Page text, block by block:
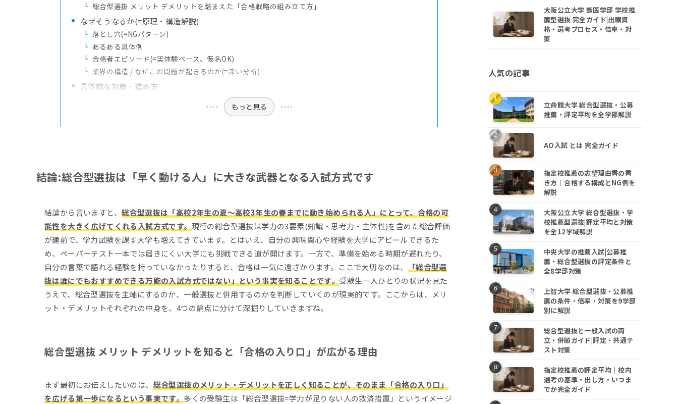
総合型選抜 メリット デメリットを踏まえた「合格戦略の組み立て方」
なぜそうなるか(=原理・構造解説)
落とし穴(=NGパターン)
あるある具体例
合格者エピソード(=実体験ベース、仮名OK)
業界の構造 / なぜこの問題が起きるのか(=深い分析)
具体的な対策・進め方
もっと見る
結論:総合型選抜は「早く動ける人」に大きな武器となる入試方式です
結論から言いますと、 総合型選抜は「高校2年生の夏〜高校3年生の春までに動き始められる人」にとって、合格の可
能性を大きく広げてくれる入試方式です。 現行の総合型選抜は学力の3要素(知識・思考力・主体性)を含めた総合評価
が建前で、学力試験を課す大学も増えてきています。とはいえ、自分の興味関心や経験を大学にアピールできるた
め、ペーパーテスト一本では届きにくい大学にも挑戦できる道が開けます。一方で、準備を始める時期が遅れたり、
自分の言葉で語れる経験を持っていなかったりすると、合格は一気に遠ざかります。ここで大切なのは、
「総合型選
抜は誰にでもおすすめできる万能の入試方式ではない」という事実を知ることです。 受験生一人ひとりの状況を見た
うえで、総合型選抜を主軸にするのか、一般選抜と併用するのかを判断していくのが現実的です。ここからは、メリ
ット・デメリットそれぞれの中身を、4つの論点に分けて深掘りしていきますね。
総合型選抜 メリット デメリットを知ると「合格の入り口」が広がる理由
まず最初にお伝えしたいのは、 総合型選抜のメリット・デメリットを正しく知ることが、そのまま「合格の入り口」
を広げる第一歩になるという事実です。 多くの受験生は「総合型選抜=学力が足りない人の救済措置」というイメージ
大阪公立大学 獣医学部 学校推
薦型選抜 完全ガイド|出願資
格・選考プロセス・倍率・対
策
人気の記事
立命館大学 総合型選抜・公募
推薦・評定平均を全学部解説
AO入試 とは 完全ガイド
指定校推薦の志望理由書の書
き方｜合格する構成とNG例を
解説
大阪公立大学 総合型選抜・学
校推薦型選抜|評定平均と対策
を全12学域解説
中央大学の推薦入試|公募推
薦・総合型選抜の評定条件と
全8学部対策
上智大学 総合型選抜・公募推
薦の条件・倍率・対策を9学部
別に解説
総合型選抜と一般入試の両
立・併願ガイド|評定・共通テ
スト対策
指定校推薦の評定平均｜校内
選考の基準・出し方・いつま
でか完全ガイド